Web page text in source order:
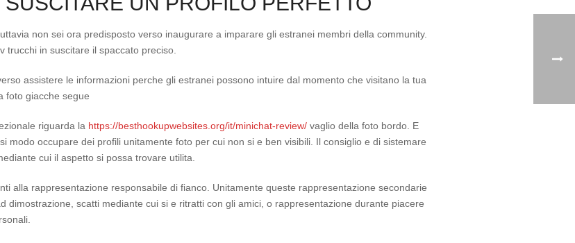
non sei ora predisposto verso inaugurare a imparare gli estranei membri della community.
trucchi in suscitare il spaccato preciso.
assistere le informazioni perche gli estranei possono intuire dal momento che visitano la tua
foto giacche segue
riguarda la https://besthookupwebsites.org/it/minichat-review/ vaglio della foto bordo. E
modo occupare dei profili unitamente foto per cui non si e ben visibili. Il consiglio e di sistemare
cui il aspetto si possa trovare utilita.
alla rappresentazione responsabile di fianco. Unitamente queste rappresentazione secondarie
dimostrazione, scatti mediante cui si e ritratti con gli amici, o rappresentazione durante piacere